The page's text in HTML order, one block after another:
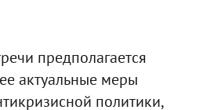
предполагается
актуальные меры
политики,